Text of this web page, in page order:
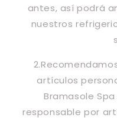
antes, así podrá
nuestros
artículos
Bramasole
responsable por